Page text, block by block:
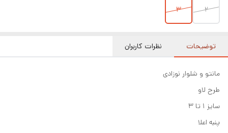
۲ ۳
توضیحات نظرات کاربران
مانتو و شلوار نوزادی
طرح لاو
سایز ۱ تا ۳
پنبه اعلا